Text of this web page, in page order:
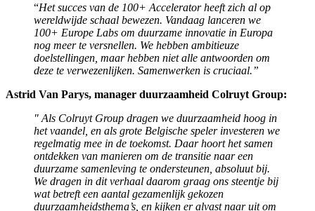
“Het succes van de 100+ Accelerator heeft zich al op
wereldwijde schaal bewezen. Vandaag lanceren we
100+ Europe Labs om duurzame innovatie in Europa
nog meer te versnellen. We hebben ambitieuze
doelstellingen, maar hebben niet alle antwoorden om
deze te verwezenlijken. Samenwerken is cruciaal.”
Astrid Van Parys, manager duurzaamheid Colruyt Group:
" Als Colruyt Group dragen we duurzaamheid hoog in
het vaandel, en als grote Belgische speler investeren we
regelmatig mee in de toekomst. Daar hoort het samen
ontdekken van manieren om de transitie naar een
duurzame samenleving te ondersteunen, absoluut bij.
We dragen in dit verhaal daarom graag ons steentje bij
wat betreft een aantal gezamenlijk gekozen
duurzaamheidsthema’s, en kijken er alvast naar uit om